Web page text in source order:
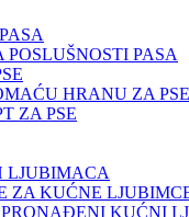
PASA
HRANU ZA PSE
ZA PSE
LJUBIMACA
ZA KUĆNE
KUĆNI